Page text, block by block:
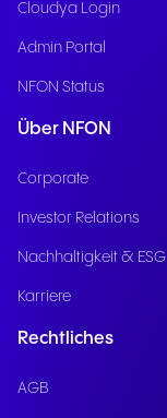
Cloudya Login
Admin Portal
NFON Status
Über NFON
Corporate
Investor Relations
Nachhaltigkeit & ESG
Karriere
Rechtliches
AGB